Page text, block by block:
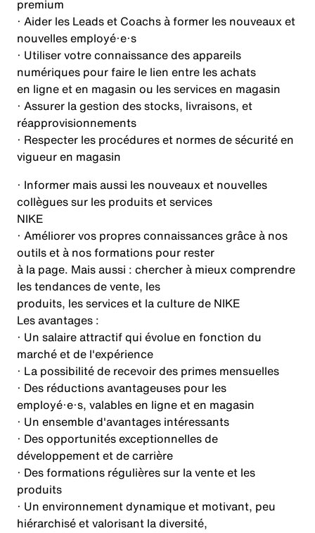
premium
· Aider les Leads et Coachs à former les nouveaux et
nouvelles employé·e·s
· Utiliser votre connaissance des appareils
numériques pour faire le lien entre les achats
en ligne et en magasin ou les services en magasin
· Assurer la gestion des stocks, livraisons, et
réapprovisionnements
· Respecter les procédures et normes de sécurité en
vigueur en magasin
· Informer mais aussi les nouveaux et nouvelles
collègues sur les produits et services
NIKE
· Améliorer vos propres connaissances grâce à nos
outils et à nos formations pour rester
à la page. Mais aussi : chercher à mieux comprendre
les tendances de vente, les
produits, les services et la culture de NIKE
Les avantages :
· Un salaire attractif qui évolue en fonction du
marché et de l'expérience
· La possibilité de recevoir des primes mensuelles
· Des réductions avantageuses pour les
employé·e·s, valables en ligne et en magasin
· Un ensemble d'avantages intéressants
· Des opportunités exceptionnelles de
développement et de carrière
· Des formations régulières sur la vente et les
produits
· Un environnement dynamique et motivant, peu
hiérarchisé et valorisant la diversité,